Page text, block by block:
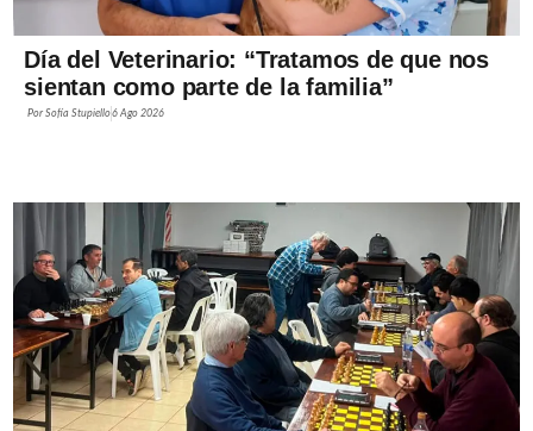
Día del Veterinario: “Tratamos de que nos
sientan como parte de la familia”
PorSofía Stupiello6 Ago 2026